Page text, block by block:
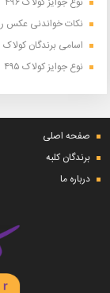
نکات خواندنی عکس
اسامی برندگان کولاک ۴۹۱
نوع جوایز کولاک ۴۹۵
صفحه اصلی
برندگان کلبه
درباره ما